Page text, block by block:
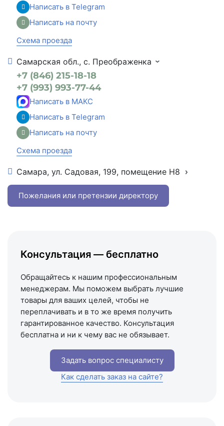
Написать в Telegram
Написать на почту
Схема проезда
Самарская обл., с. Преображенка
+7 (846) 215-18-18
+7 (993) 993-77-44
Написать в МАКС
Написать в Telegram
Написать на почту
Схема проезда
Самара, ул. Садовая, 199, помещение Н8
+7 (993) 993-77-22
Написать в МАКС
Схема проезда
Пожелания или претензии директору
Консультация — бесплатно
Обращайтесь к нашим профессиональным
менеджерам. Мы поможем выбрать лучшие
товары для ваших целей, чтобы не
переплачивать и в то же время получить
гарантированное качество. Консультация
бесплатна и ни к чему вас не обязывает.
Задать вопрос специалисту
Как сделать заказ на сайте?